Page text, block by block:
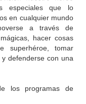
especiales que lo
en cualquier mundo
a través de
hacer cosas
superhéroe, tomar
defenderse con una
los programas de